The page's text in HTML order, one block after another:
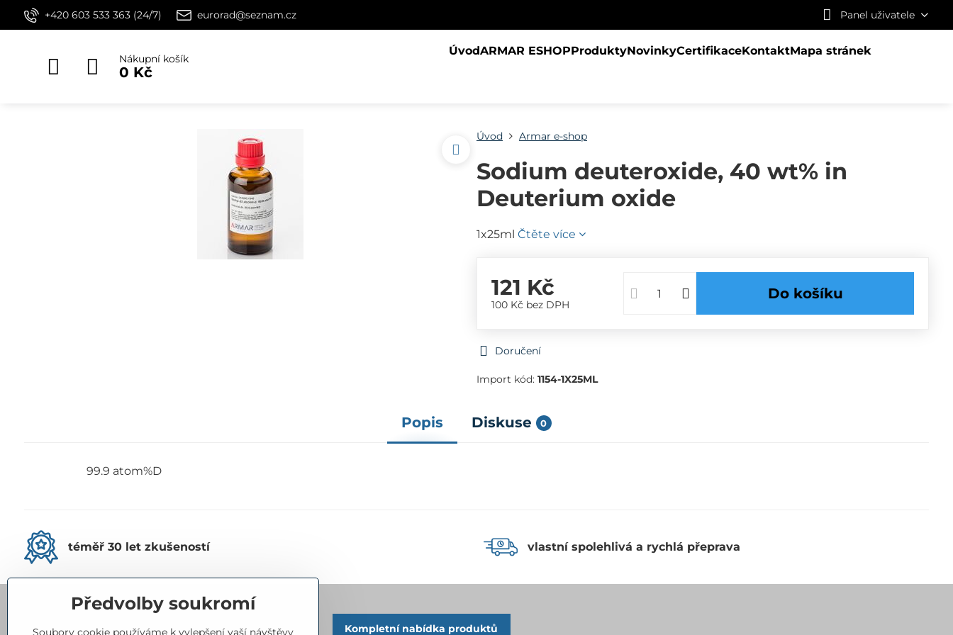
+420 603 533 363 (24/7) eurorad@seznam.cz Panel uživatele
Nákupní košík
0 Kč
ÚvodARMAR ESHOPProduktyNovinkyCertifikaceKontaktMapa stránek
Úvod Armar e-shop
Sodium deuteroxide, 40 wt% in
Deuterium oxide
1x25ml Čtěte více
121 Kč
100 Kč bez DPH
Do košíku
Doručení
Import kód: 1154-1X25ML
Popis Diskuse 0
99.9 atom%D
téměř 30 let zkušeností vlastní spolehlivá a rychlá přeprava
Kompletní nabídka produktů
Předvolby soukromí
Soubory cookie používáme k vylepšení vaší návštěvy